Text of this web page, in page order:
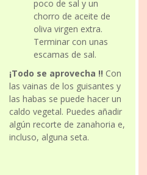
poco de sal y un
chorro de aceite de
oliva virgen extra.
Terminar con unas
escamas de sal.
¡Todo se aprovecha !! Con
las vainas de los guisantes y
las habas se puede hacer un
caldo vegetal. Puedes añadir
algún recorte de zanahoria e,
incluso, alguna seta.